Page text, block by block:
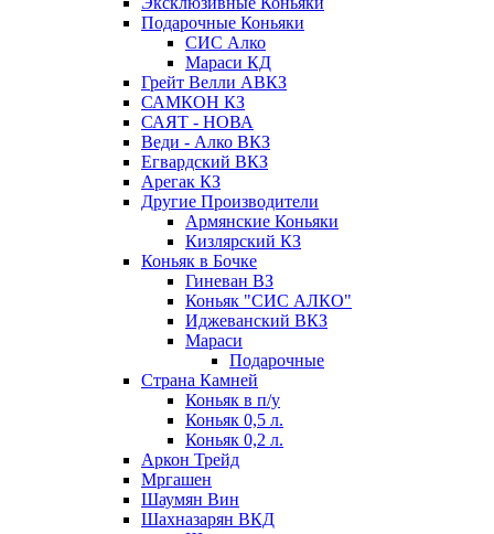
Подарочные Коньяки
СИС Алко
Мараси КД
Грейт Велли АВКЗ
САМКОН КЗ
САЯТ - НОВА
Веди - Алко ВКЗ
Егвардский ВКЗ
Арегак КЗ
Другие Производители
Армянские Коньяки
Кизлярский КЗ
Коньяк в Бочке
Гиневан ВЗ
Коньяк "СИС АЛКО"
Иджеванский ВКЗ
Мараси
Подарочные
Страна Камней
Коньяк в п/у
Коньяк 0,5 л.
Коньяк 0,2 л.
Аркон Трейд
Мргашен
Шаумян Вин
Шахназарян ВКД